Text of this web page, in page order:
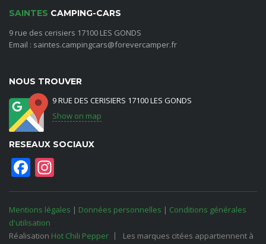
SAINTES CAMPING-CARS
9 rue des cerisiers 17100 LES GONDS
Email : saintes.campingcars@forevercamper.fr
NOUS TROUVER
9 RUE DES CERISIERS 17100 LES GONDS
Show on map
RESEAUX SOCIAUX
Facebook
Mentions légales | Données personnelles | Conditions générales
d'utilisation
Réalisation Hot Chili Pepper
Les marques citées appartiennent à